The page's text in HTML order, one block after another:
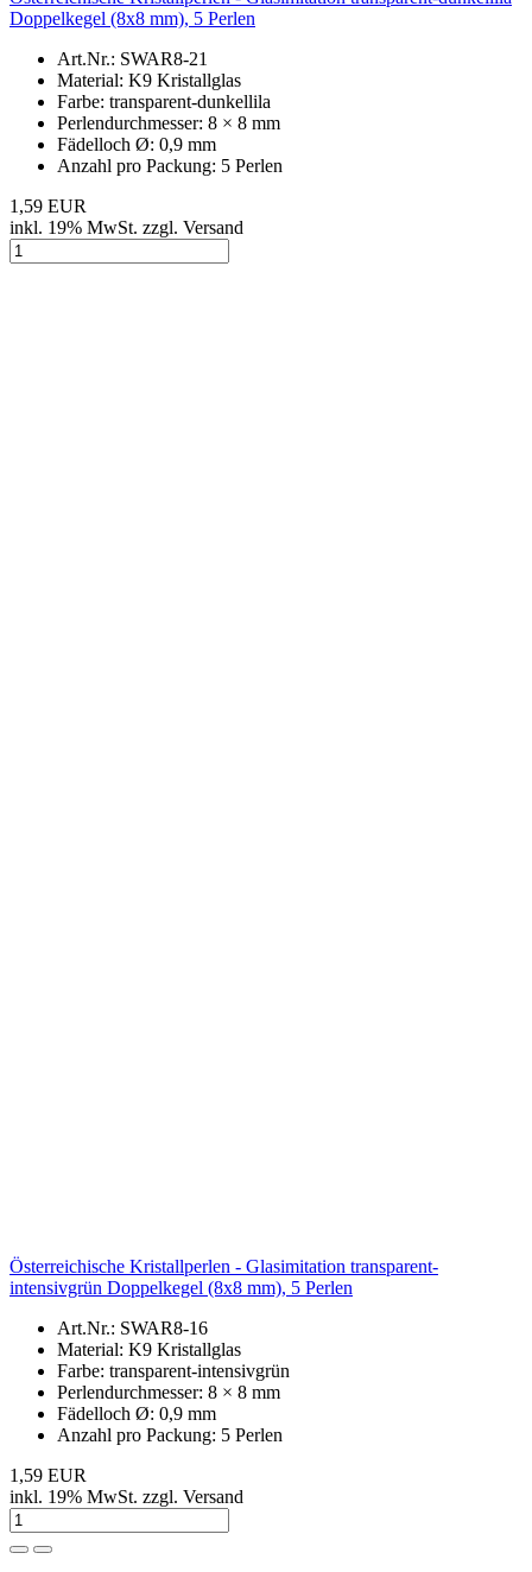
Doppelkegel (8x8 mm), 5 Perlen
Art.Nr.: SWAR8-21
Material: K9 Kristallglas
Farbe: transparent-dunkellila
Perlendurchmesser: 8 × 8 mm
Fädelloch Ø: 0,9 mm
Anzahl pro Packung: 5 Perlen
1,59 EUR
inkl. 19% MwSt. zzgl. Versand
Österreichische Kristallperlen - Glasimitation transparent-
intensivgrün Doppelkegel (8x8 mm), 5 Perlen
Art.Nr.: SWAR8-16
Material: K9 Kristallglas
Farbe: transparent-intensivgrün
Perlendurchmesser: 8 × 8 mm
Fädelloch Ø: 0,9 mm
Anzahl pro Packung: 5 Perlen
1,59 EUR
inkl. 19% MwSt. zzgl. Versand